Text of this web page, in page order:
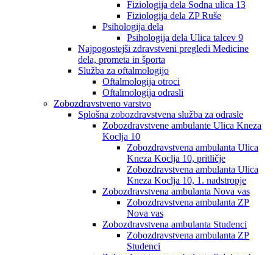
Fiziologija dela Sodna ulica 13
Fiziologija dela ZP Ruše
Psihologija dela
Psihologija dela Ulica talcev 9
Najpogostejši zdravstveni pregledi Medicine
dela, prometa in športa
Služba za oftalmologijo
Oftalmologija otroci
Oftalmologija odrasli
Zobozdravstveno varstvo
Splošna zobozdravstvena služba za odrasle
Zobozdravstvene ambulante Ulica Kneza
Koclja 10
Zobozdravstvena ambulanta Ulica
Kneza Koclja 10, pritličje
Zobozdravstvena ambulanta Ulica
Kneza Koclja 10, 1. nadstropje
Zobozdravstvena ambulanta Nova vas
Zobozdravstvena ambulanta ZP
Nova vas
Zobozdravstvena ambulanta Studenci
Zobozdravstvena ambulanta ZP
Studenci